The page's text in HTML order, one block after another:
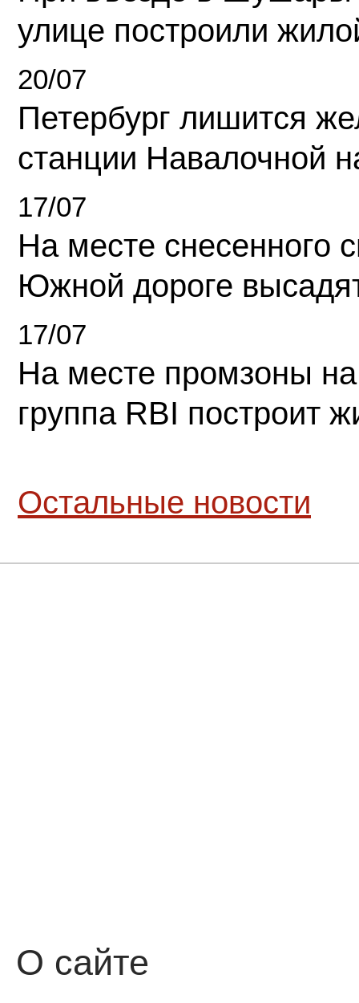
улице построили
20/07
Петербург лишится
станции Навалочной
17/07
На месте снесенного
Южной дороге
17/07
На месте промзоны
группа RBI построит
Остальные новости
О сайте